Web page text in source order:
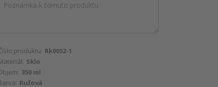
produktu: Rk0052-1
Sklo
350 ml
Ružová